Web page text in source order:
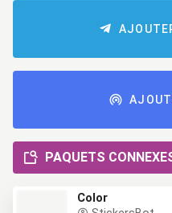
PAQUETS
Color